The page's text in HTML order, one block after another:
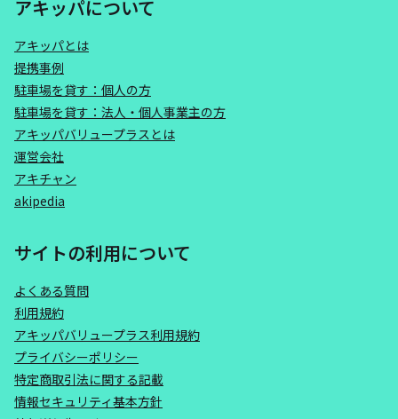
アキッパについて
アキッパとは
提携事例
駐車場を貸す：個人の方
駐車場を貸す：法人・個人事業主の方
アキッパバリュープラスとは
運営会社
アキチャン
akipedia
サイトの利用について
よくある質問
利用規約
アキッパバリュープラス利用規約
プライバシーポリシー
特定商取引法に関する記載
情報セキュリティ基本方針